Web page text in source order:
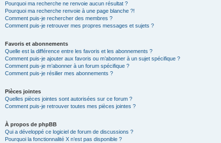
Pourquoi ma recherche ne renvoie aucun résultat ?
Pourquoi ma recherche renvoie à une page blanche ?!
Comment puis-je rechercher des membres ?
Comment puis-je retrouver mes propres messages et sujets ?
Favoris et abonnements
Quelle est la différence entre les favoris et les abonnements ?
Comment puis-je ajouter aux favoris ou m’abonner à un sujet spécifique ?
Comment puis-je m’abonner à un forum spécifique ?
Comment puis-je résilier mes abonnements ?
Pièces jointes
Quelles pièces jointes sont autorisées sur ce forum ?
Comment puis-je retrouver toutes mes pièces jointes ?
À propos de phpBB
Qui a développé ce logiciel de forum de discussions ?
Pourquoi la fonctionnalité X n’est pas disponible ?